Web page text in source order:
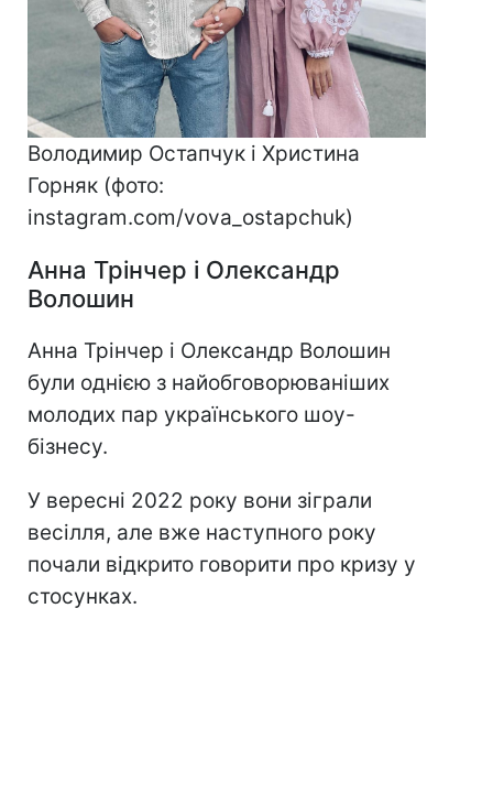
Володимир Остапчук і Христина
Горняк (фото:
instagram.com/vova_ostapchuk)
Анна Трінчер і Олександр
Волошин
Анна Трінчер і Олександр Волошин
були однією з найобговорюваніших
молодих пар українського шоу-
бізнесу.
У вересні 2022 року вони зіграли
весілля, але вже наступного року
почали відкрито говорити про кризу у
стосунках.